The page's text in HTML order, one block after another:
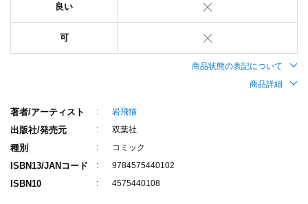
良い
可
商品状態の表記について
商品詳細
著者/アーティスト 岩飛猫
出版社/発売元 双葉社
種別 コミック
ISBN13/JANコード 9784575440102
ISBN10 4575440108